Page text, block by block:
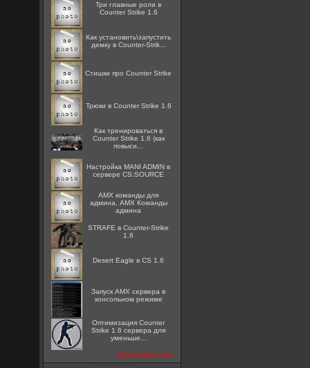
Три главные роли в
Counter Strike 1.6
Как установить\запустить
демку в Counter-Strik...
Стишки про Counter Strike
Трюки в Counter Strike 1.6
Как тренироваться в
Counter Strike 1.6 (как
повыси...
Настройка MANI ADMIN в
сервере CS:SOURCE
AMX команды для
админа, AMX Команды
админа
STRAFE в Counter-Strike
1.6
Desert Eagle в CS 1.6
Запуск AMX сервера в
консольном режиме
Оптимизация Counter
Strike 1.6 сервера для
уменьше...
посмотреть все